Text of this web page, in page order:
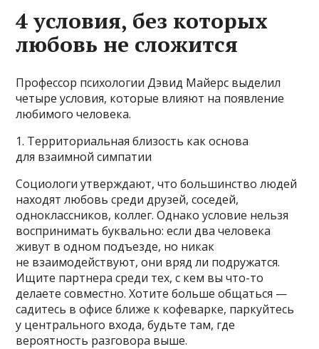
4 условия, без которых
любовь не сложится
Профессор психологии Дэвид Майерс выделил
четыре условия, которые влияют на появление
любимого человека.
1. Территориальная близость как основа
для взаимной симпатии
Социологи утверждают, что большинство людей
находят любовь среди друзей, соседей,
одноклассников, коллег. Однако условие нельзя
воспринимать буквально: если два человека
живут в одном подъезде, но никак
не взаимодействуют, они вряд ли подружатся.
Ищите партнера среди тех, с кем вы что-то
делаете совместно. Хотите больше общаться —
садитесь в офисе ближе к кофеварке, паркуйтесь
у центрального входа, будьте там, где
вероятность разговора выше.